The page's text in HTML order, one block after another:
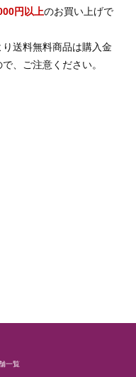
円以上のお買い上げで
送料無料商品は購入金
、ご注意ください。
一覧